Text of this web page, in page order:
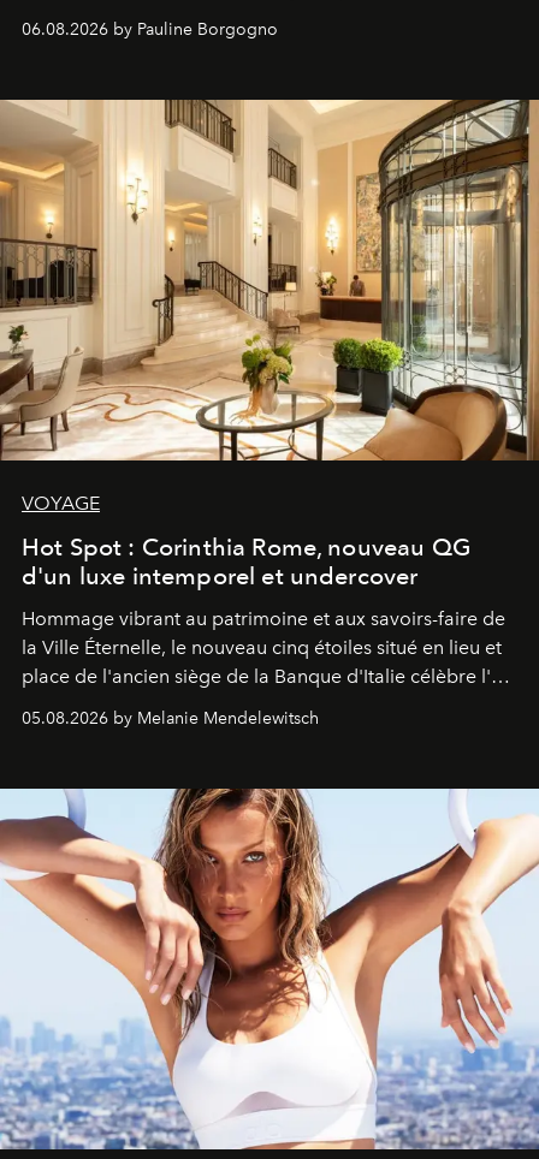
06.08.2026 by Pauline Borgogno
VOYAGE
Hot Spot : Corinthia Rome, nouveau QG
d'un luxe intemporel et undercover
Hommage vibrant au patrimoine et aux savoirs-faire de
la Ville Éternelle, le nouveau cinq étoiles situé en lieu et
place de l'ancien siège de la Banque d'Italie célèbre l'art
05.08.2026 by Melanie Mendelewitsch